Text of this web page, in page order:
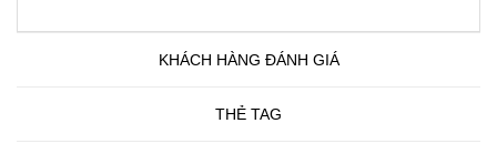
KHÁCH HÀNG ĐÁNH GIÁ
THẺ TAG